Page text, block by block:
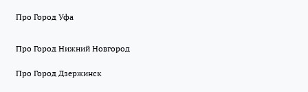
Про Город Уфа
Про Город Нижний Новгород
Про Город Дзержинск